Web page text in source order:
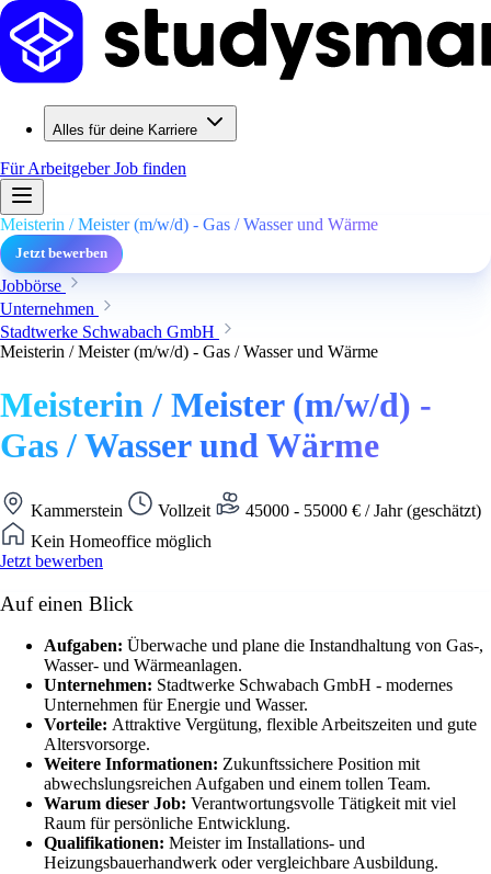
Alles für deine Karriere
Für ArbeitgeberJob finden
Meisterin / Meister (m/w/d) - Gas / Wasser und Wärme
Jetzt bewerben
Jobbörse
Unternehmen
Stadtwerke Schwabach GmbH
Meisterin / Meister (m/w/d) - Gas / Wasser und Wärme
Meisterin / Meister (m/w/d) -
Gas / Wasser und Wärme
Kammerstein Vollzeit
45000 - 55000 € / Jahr (geschätzt)
Kein Homeoffice möglich
Jetzt bewerben
Auf einen Blick
Aufgaben: Überwache und plane die Instandhaltung von Gas-,
Wasser- und Wärmeanlagen.
Unternehmen: Stadtwerke Schwabach GmbH - modernes
Unternehmen für Energie und Wasser.
Vorteile: Attraktive Vergütung, flexible Arbeitszeiten und gute
Altersvorsorge.
Weitere Informationen: Zukunftssichere Position mit
abwechslungsreichen Aufgaben und einem tollen Team.
Warum dieser Job: Verantwortungsvolle Tätigkeit mit viel
Raum für persönliche Entwicklung.
Qualifikationen: Meister im Installations- und
Heizungsbauerhandwerk oder vergleichbare Ausbildung.